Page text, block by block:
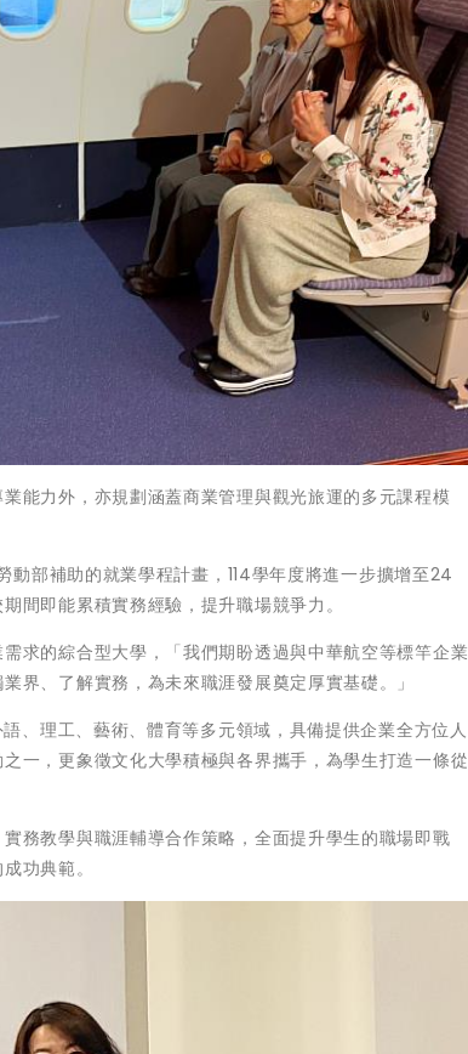
能力外，亦規劃涵蓋商業管理與觀光旅運的多元課程模
部補助的就業學程計畫，114學年度將進一步擴增至24
間即能累積實務經驗，提升職場競爭力。
求的綜合型大學，「我們期盼透過與中華航空等標竿企業
界、了解實務，為未來職涯發展奠定厚實基礎。」
、理工、藝術、體育等多元領域，具備提供企業全方位人
一，更象徵文化大學積極與各界攜手，為學生打造一條從
務教學與職涯輔導合作策略，全面提升學生的職場即戰
功典範。